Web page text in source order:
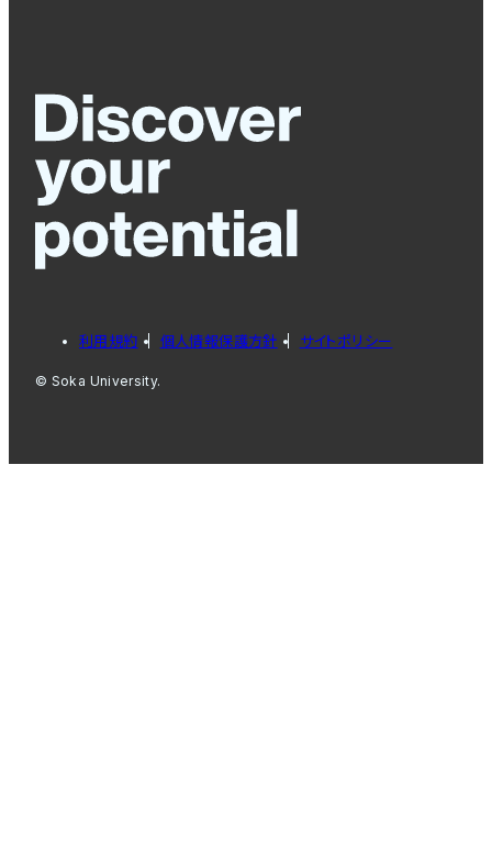
利用規約 個人情報保護方針 サイトポリシー
© Soka University.